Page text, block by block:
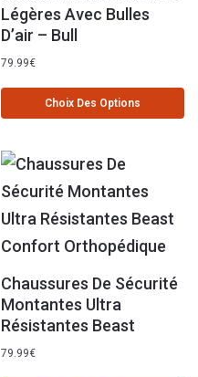
Légères Avec Bulles
D’air – Bull
79.99€
Choix Des Options
Chaussures De Sécurité
Montantes Ultra
Résistantes Beast
79.99€